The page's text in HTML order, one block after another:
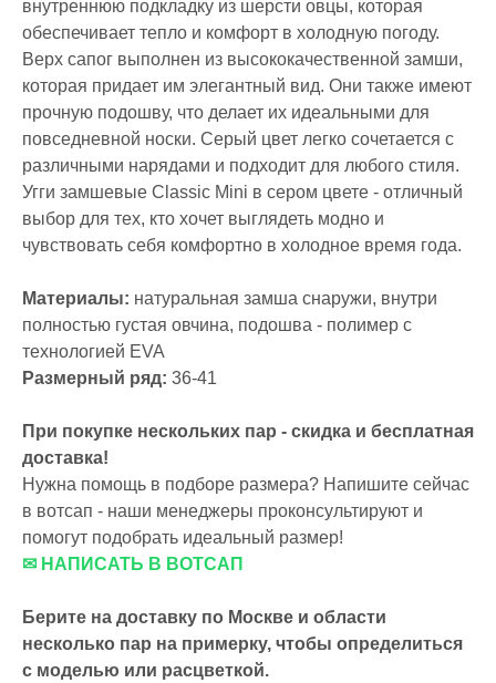
внутреннюю подкладку из шерсти овцы, которая
обеспечивает тепло и комфорт в холодную погоду.
Верх сапог выполнен из высококачественной замши,
которая придает им элегантный вид. Они также имеют
прочную подошву, что делает их идеальными для
повседневной носки. Серый цвет легко сочетается с
различными нарядами и подходит для любого стиля.
Угги замшевые Classic Mini в сером цвете - отличный
выбор для тех, кто хочет выглядеть модно и
чувствовать себя комфортно в холодное время года.
Материалы: натуральная замша снаружи, внутри
полностью густая овчина, подошва - полимер с
технологией EVA
Размерный ряд: 36-41
При покупке нескольких пар - скидка и бесплатная
доставка!
Нужна помощь в подборе размера? Напишите сейчас
в вотсап - наши менеджеры проконсультируют и
помогут подобрать идеальный размер!
✉ НАПИСАТЬ В ВОТСАП
Берите на доставку по Москве и области
несколько пар на примерку, чтобы определиться
с моделью или расцветкой.